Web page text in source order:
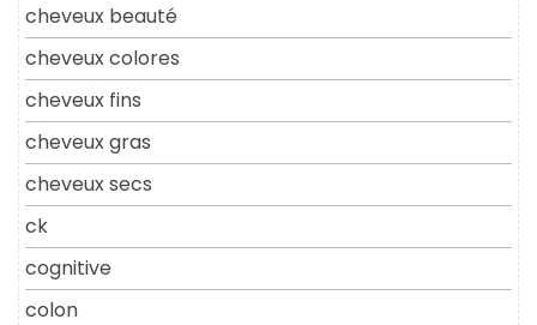
cheveux beauté
cheveux colores
cheveux fins
cheveux gras
cheveux secs
ck
cognitive
colon